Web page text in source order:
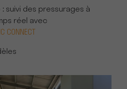
suivi des pressurages à
réel avec
CONNECT